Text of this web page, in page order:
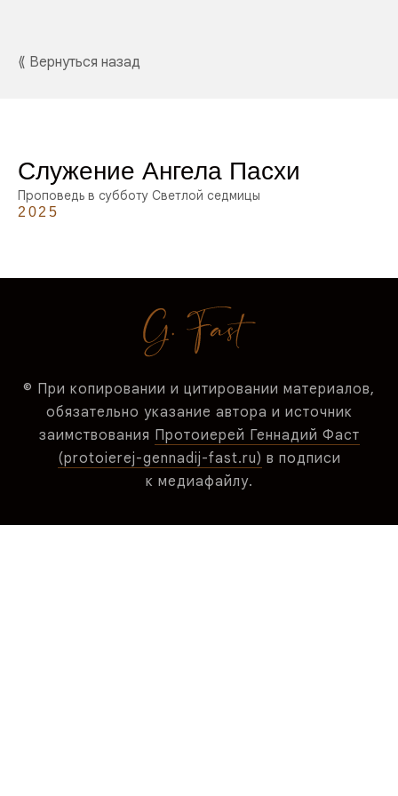
⟪ Вернуться назад
Служение Ангела Пасхи
Проповедь в субботу Светлой седмицы
2025
© При копировании и цитировании материалов,
обязательно указание автора и источник
заимствования Протоиерей Геннадий Фаст
(protoierej-gennadij-fast.ru) в подписи
к медиафайлу.